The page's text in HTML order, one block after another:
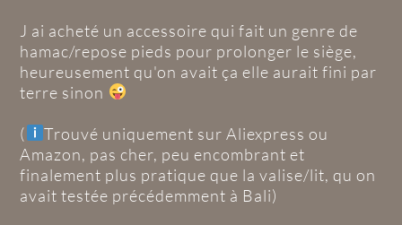
J ai acheté un accessoire qui fait un genre de
hamac/repose pieds pour prolonger le siège,
heureusement qu'on avait ça elle aurait fini par
terre sinon
(
Trouvé uniquement sur Aliexpress ou
Amazon, pas cher, peu encombrant et
finalement plus pratique que la valise/lit, qu on
avait testée précédemment à Bali)